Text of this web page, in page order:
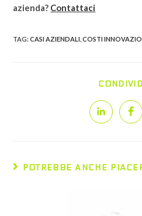
azienda? Contattaci
TAG:CASI AZIENDALI COSTI
Opens
in
in
POTREBBE ANCHE